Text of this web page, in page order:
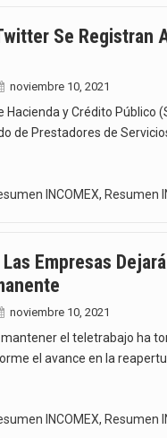
Se Registran
noviembre 10, 2021
Hacienda y Crédito Público
de Prestadores de
INCOMEX, Resumen
Las Empresas
noviembre 10, 2021
mantener el teletrabajo ha
el avance en la
INCOMEX, Resumen